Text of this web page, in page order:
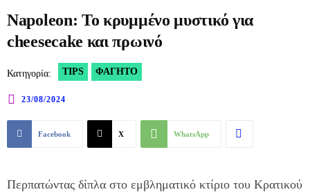
Napoleon: Το κρυμμένο μυστικό για
cheesecake και πρωινό
Κατηγορία: TIPS ΦΑΓΗΤΌ
23/08/2024
Facebook X WhatsApp
Περπατώντας δίπλα στο εμβληματικό κτίριο του Κρατικού